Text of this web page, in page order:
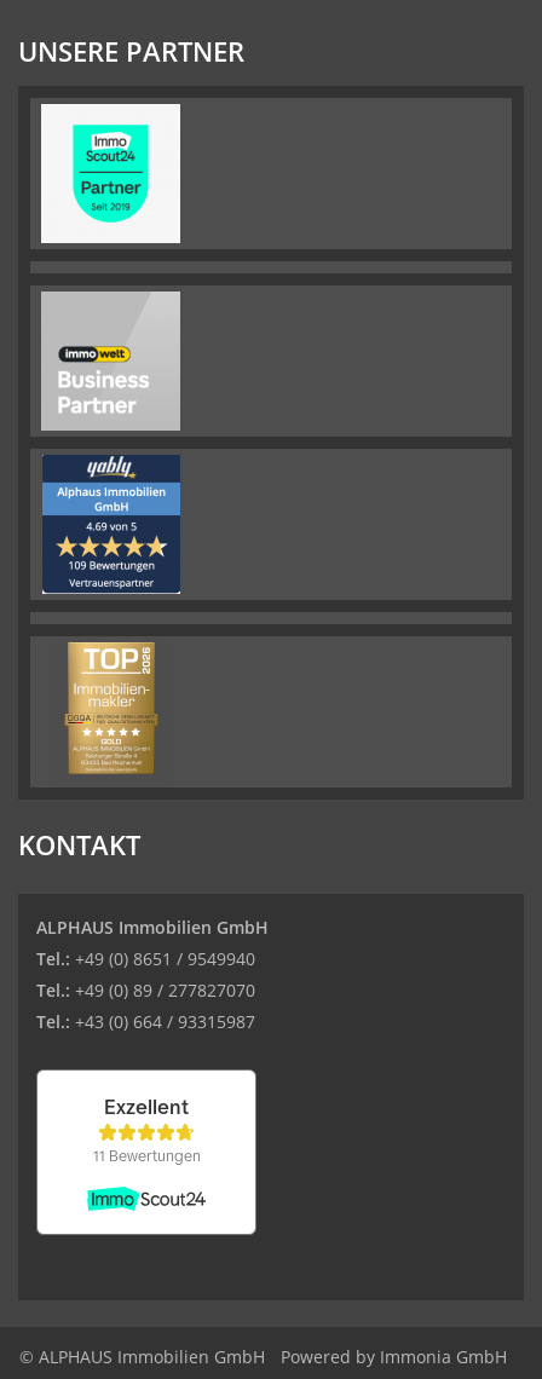
UNSERE PARTNER
KONTAKT
ALPHAUS Immobilien GmbH
Tel.: +49 (0) 8651 / 9549940
Tel.: +49 (0) 89 / 277827070
Tel.: +43 (0) 664 / 93315987
© ALPHAUS Immobilien GmbH Powered by Immonia GmbH